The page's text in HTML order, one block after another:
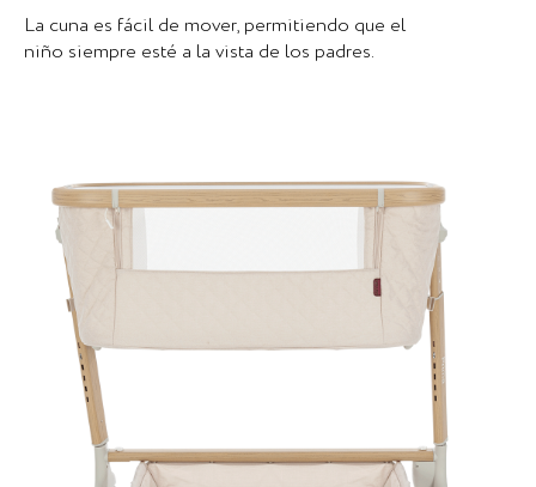
La cuna es fácil de mover, permitiendo que el
niño siempre esté a la vista de los padres.